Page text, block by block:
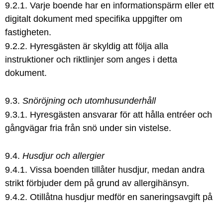
9.2.1. Varje boende har en informationspärm eller ett
digitalt dokument med specifika uppgifter om
fastigheten.
9.2.2. Hyresgästen är skyldig att följa alla
instruktioner och riktlinjer som anges i detta
dokument.
9.3. Snöröjning och utomhusunderhåll
9.3.1. Hyresgästen ansvarar för att hålla entréer och
gångvägar fria från snö under sin vistelse.
9.4. Husdjur och allergier
9.4.1. Vissa boenden tillåter husdjur, medan andra
strikt förbjuder dem på grund av allergihänsyn.
9.4.2. Otillåtna husdjur medför en saneringsavgift på